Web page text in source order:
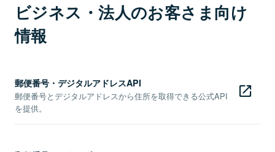
ビジネス・法人のお客さま向け
情報
郵便番号・デジタルアドレスAPI
郵便番号とデジタルアドレスから住所を取得できる公式API
を提供。